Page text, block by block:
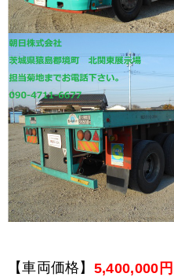
【車両価格】 5,400,000円